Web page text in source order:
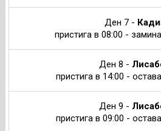
Ден 7 -
пристига в 08:00 -
Ден 8 -
пристига в 14:00 -
Ден 9 -
пристига в 09:00 -